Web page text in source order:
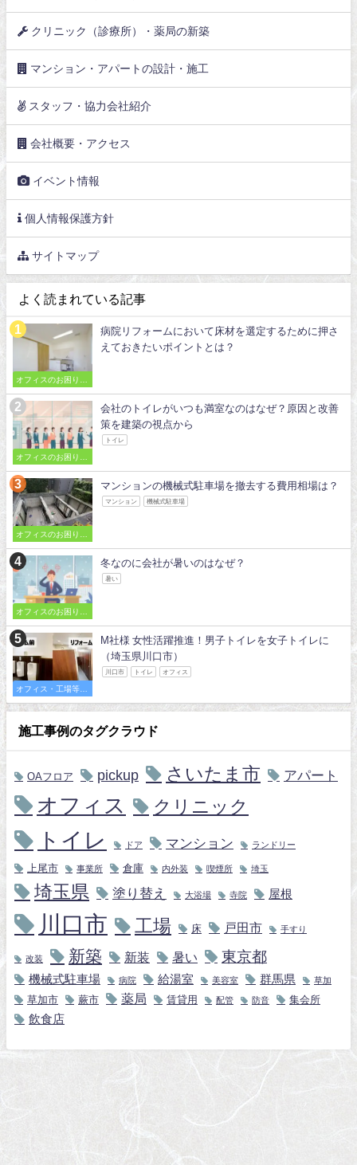
クリニック（診療所）・薬局の新築
マンション・アパートの設計・施工
スタッフ・協力会社紹介
会社概要・アクセス
イベント情報
個人情報保護方針
サイトマップ
よく読まれている記事
オフィスのお困りご
とを解決
病院リフォームにおいて床材を選定するために押さ
えておきたいポイントとは？
オフィスのお困りご
とを解決
会社のトイレがいつも満室なのはなぜ？原因と改善
策を建築の視点から
トイレ
オフィスのお困りご
とを解決
マンションの機械式駐車場を撤去する費用相場は？
マンション 機械式駐車場
オフィスのお困りご
とを解決
冬なのに会社が暑いのはなぜ？
暑い
オフィス・工場等の
施工事例
M社様 女性活躍推進！男子トイレを女子トイレに
（埼玉県川口市）
川口市 トイレ オフィス
施工事例のタグクラウド
OAフロア pickup さいたま市 アパート
オフィス クリニック
トイレ ドア マンション ランドリー
上尾市 事業所 倉庫 内外装 喫煙所 埼玉
埼玉県 塗り替え 大浴場 寺院 屋根
川口市 工場 床 戸田市 手すり
改装 新築 新装 暑い 東京都
機械式駐車場 病院 給湯室 美容室 群馬県 草加
草加市 蕨市 薬局 賃貸用 配管 防音 集会所
飲食店